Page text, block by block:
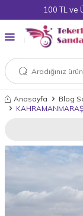
100 TL ve
Anasayfa Blog